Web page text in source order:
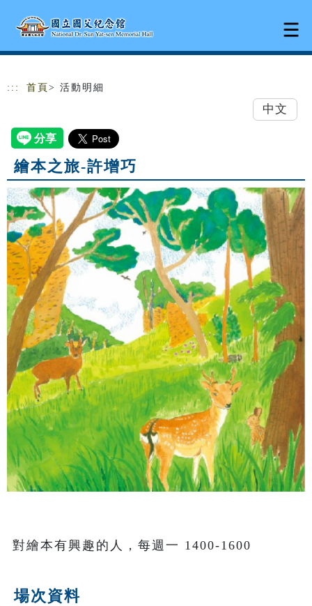
::: 首頁 > 活動明細
中文
繪本之旅-許增巧
對繪本有興趣的人，每週一 1400-1600
場次資料